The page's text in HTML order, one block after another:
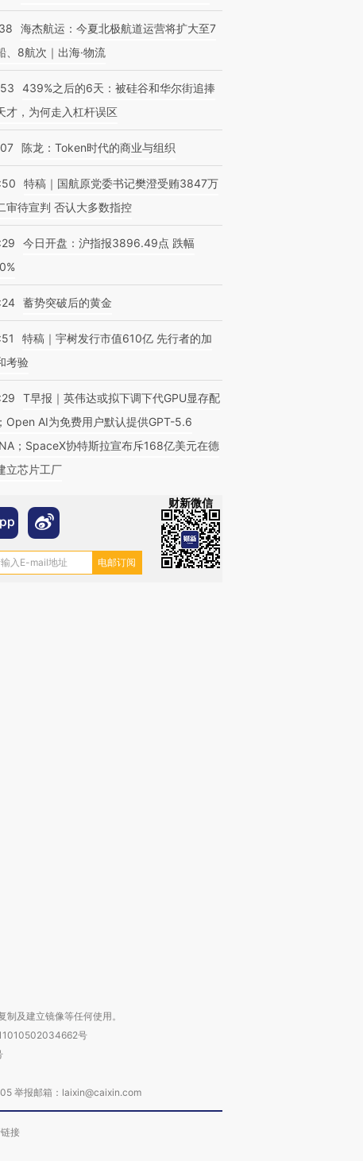
的吸金
第四届链博
海杰航运：今夏北极航道运营将扩大至7
、8航次｜出海·物流
439%之后的6天：被硅谷和华尔街追捧
才，为何走入杠杆误区
陈龙：Token时代的商业与组织
特稿｜国航原党委书记樊澄受贿3847万
审待宣判 否认大多数指控
今日开盘：沪指报3896.49点 跌幅
蓄势突破后的黄金
特稿｜宇树发行市值610亿 先行者的加
考验
T早报｜英伟达或拟下调下代GPU显存配
Open AI为免费用户默认提供GPT-5.6
；SpaceX协特斯拉宣布斥168亿美元在德
立芯片工厂
财新微信
及建立镜像等任何使用。
号
举报邮箱：laixin@caixin.com
接